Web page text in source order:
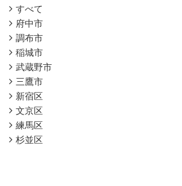
すべて
府中市
調布市
稲城市
武蔵野市
三鷹市
新宿区
文京区
練馬区
杉並区